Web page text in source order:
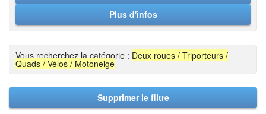
Plus d'infos
Vous recherchez la catégorie : Deux roues / Triporteurs /
Quads / Vélos / Motoneige
Supprimer le filtre